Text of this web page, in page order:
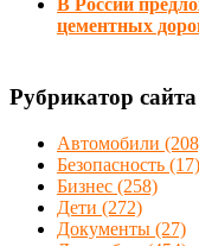
В России
цементных
Рубрикатор сайта
Автомобили
Безопасность (17)
Бизнес (258)
Дети (272)
Документы (27)